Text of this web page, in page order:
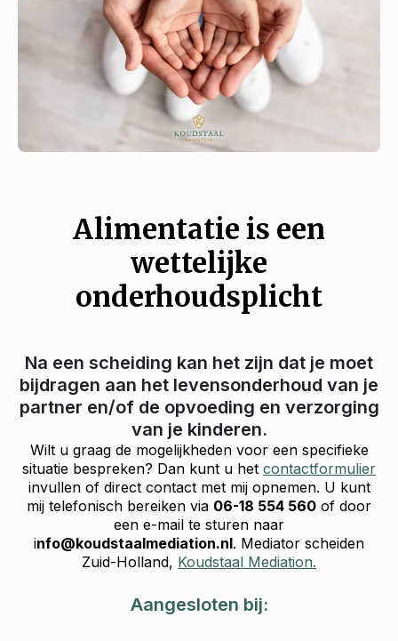
Alimentatie is een
wettelijke
onderhoudsplicht
Na een scheiding kan het zijn dat je moet
bijdragen aan het levensonderhoud van je
partner en/of de opvoeding en verzorging
van je kinderen.
Wilt u graag de mogelijkheden voor een specifieke
situatie bespreken? Dan kunt u het contactformulier
invullen of direct contact met mij opnemen. U kunt
mij telefonisch bereiken via 06-18 554 560 of door
een e-mail te sturen naar
info@koudstaalmediation.nl. Mediator scheiden
Zuid-Holland, Koudstaal Mediation.
Aangesloten bij: